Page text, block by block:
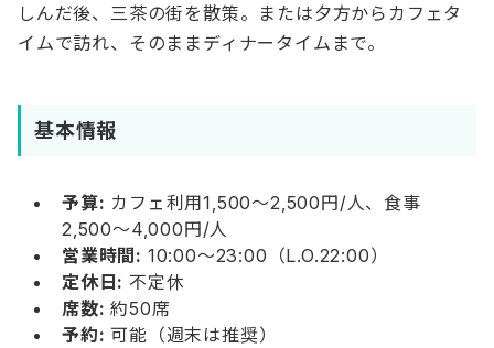
しんだ後、三茶の街を散策。または夕方からカフェタ
イムで訪れ、そのままディナータイムまで。
基本情報
予算: カフェ利用1,500〜2,500円/人、食事
2,500〜4,000円/人
営業時間: 10:00〜23:00（L.O.22:00）
定休日: 不定休
席数: 約50席
予約: 可能（週末は推奨）